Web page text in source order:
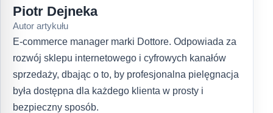
Piotr Dejneka
Autor artykułu
E-commerce manager marki Dottore. Odpowiada za
rozwój sklepu internetowego i cyfrowych kanałów
sprzedaży, dbając o to, by profesjonalna pielęgnacja
była dostępna dla każdego klienta w prosty i
bezpieczny sposób.